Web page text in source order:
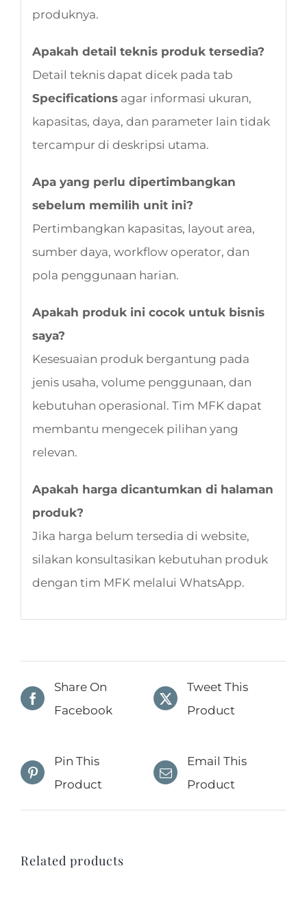
produknya.
Apakah detail teknis produk tersedia?
Detail teknis dapat dicek pada tab
Specificationsagar informasi ukuran,
kapasitas, daya, dan parameter lain tidak
tercampur di deskripsi utama.
Apa yang perlu dipertimbangkan
sebelum memilih unit ini?
Pertimbangkan kapasitas, layout area,
sumber daya, workflow operator, dan
pola penggunaan harian.
Apakah produk ini cocok untuk bisnis
saya?
Kesesuaian produk bergantung pada
jenis usaha, volume penggunaan, dan
kebutuhan operasional. Tim MFK dapat
membantu mengecek pilihan yang
relevan.
Apakah harga dicantumkan di halaman
produk?
Jika harga belum tersedia di website,
silakan konsultasikan kebutuhan produk
dengan tim MFK melalui WhatsApp.
Share On
Facebook
Tweet This
Product
Pin This
Product
Email This
Product
Related products